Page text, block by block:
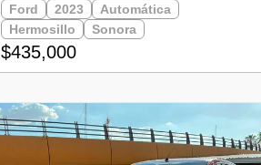
Ford 2023
Automática
Hermosillo
Sonora
$435,000